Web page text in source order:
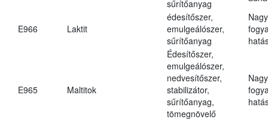
sűrítőanyag
E966 Laktit
édesítőszer,
emulgeálószer,
sűrítőanyag
E965 Maltitok
Édesítőszer,
emulgeálószer,
nedvesítőszer,
stabilizátor,
sűrítőanyag,
tömegnövelő